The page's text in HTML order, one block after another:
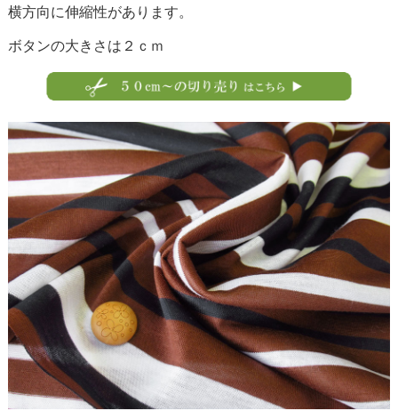
横方向に伸縮性があります。
ボタンの大きさは２ｃｍ